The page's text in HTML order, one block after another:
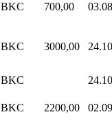
BKC 700,00
BKC 3000,00
BKC
BKC 2200,00